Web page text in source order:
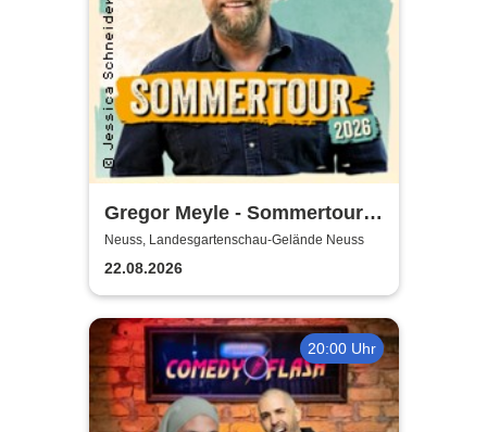
Gregor Meyle - Sommertour
2026
Neuss, Landesgartenschau-Gelände Neuss
22.08.2026
20:00 Uhr